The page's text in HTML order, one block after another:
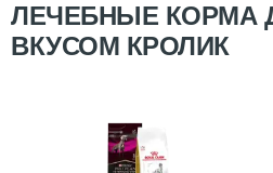
ЛЕЧЕБНЫЕ КОРМА
ВКУСОМ КРОЛИК